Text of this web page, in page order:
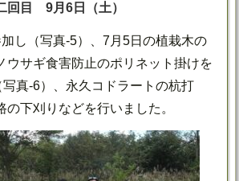
目 9月6日（土）
し（写真-5）、7月5日の植栽木の
ウサギ食害防止のポリネット掛けを
写真-6）、永久コドラートの杭打
の下刈りなどを行いました。